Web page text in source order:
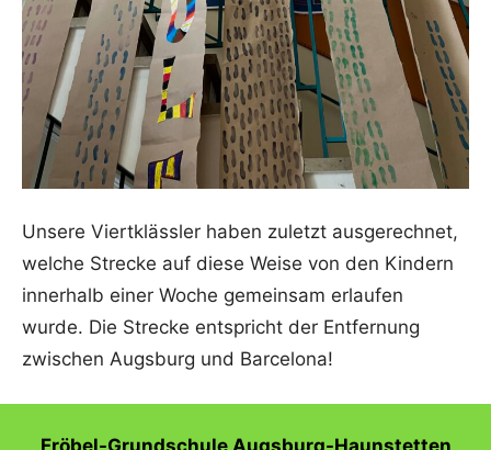
Unsere Viertklässler haben zuletzt ausgerechnet,
welche Strecke auf diese Weise von den Kindern
innerhalb einer Woche gemeinsam erlaufen
wurde. Die Strecke entspricht der Entfernung
zwischen Augsburg und Barcelona!
Fröbel-Grundschule Augsburg-Haunstetten